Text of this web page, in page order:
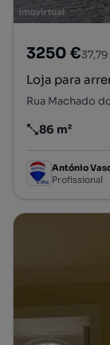
3250 €
Loja para
Preço por
86 m²
António
Profissional